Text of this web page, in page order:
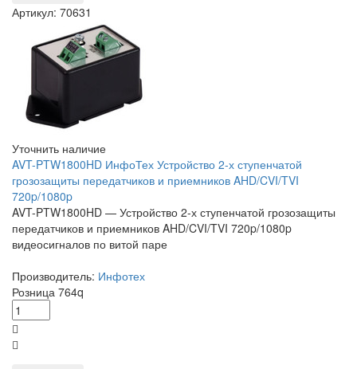
Артикул: 70631
Уточнить наличие
AVT-PTW1800HD ИнфоТех Устройство 2-х ступенчатой
грозозащиты передатчиков и приемников AHD/CVI/TVI
720p/1080p
AVT-PTW1800HD — Устройство 2-х ступенчатой грозозащиты
передатчиков и приемников AHD/CVI/TVI 720p/1080p
видеосигналов по витой паре
Производитель: Инфотех
Розница 764q